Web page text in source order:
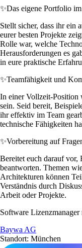
✨Das eigene Portfolio
Stellt sicher, dass ihr ein
eurer besten Projekte
Rolle war, welche
Herausforderungen es
in eure praktische
✨Teamfähigkeit und
In einer Vollzeit-
sein. Seid bereit,
ihr effektiv im Team
technische Fähigkeiten
✨Vorbereitung auf
Bereitet euch darauf
beantworten. Themen
Architekturen können
Verständnis durch
Arbeit oder Projekte.
Software Lizenzmanager
Baywa AG
Standort: München